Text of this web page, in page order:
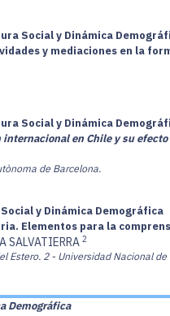
Social y Dinámica
y mediaciones en la
Social y Dinámica
en Chile y su
de Barcelona.
y Dinámica Demográfica
Elementos para la
SALVATIERRA 2
Estero. 2 - Universidad Nacional de
Demográfica